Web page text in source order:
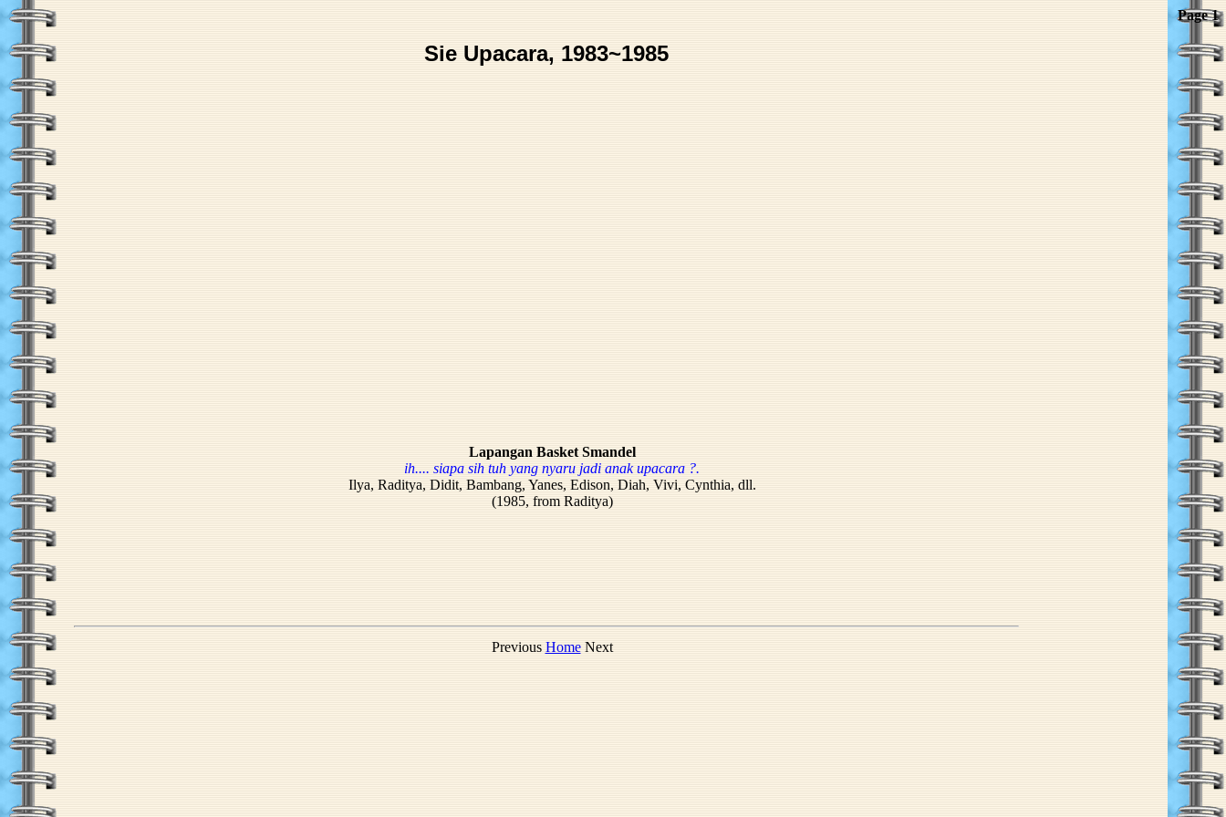
Page 1
Sie Upacara, 1983~1985
Lapangan Basket Smandel
ih.... siapa sih tuh yang nyaru jadi anak upacara ?.
Ilya, Raditya, Didit, Bambang, Yanes, Edison, Diah, Vivi, Cynthia, dll.
(1985, from Raditya)
Previous HomeNext